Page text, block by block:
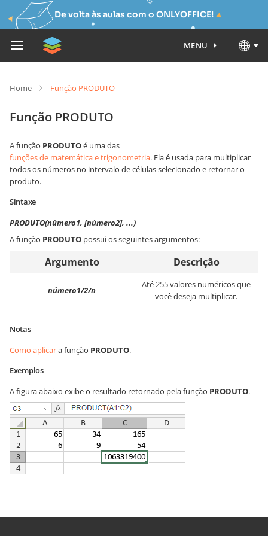
De volta às aulas com o ONLYOFFICE!
MENU
Home Função PRODUTO
Função PRODUTO
A função PRODUTOé uma das
funções de matemática e trigonometria. Ela é usada para multiplicar
todos os números no intervalo de células selecionado e retornar o
produto.
Sintaxe
PRODUTO(número1, [número2], ...)
A função PRODUTO possui os seguintes argumentos:
Argumento Descrição
número1/2/n
Até 255 valores numéricos que
você deseja multiplicar.
Notas
Como aplicara função PRODUTO.
Exemplos
A figura abaixo exibe o resultado retornado pela função PRODUTO.